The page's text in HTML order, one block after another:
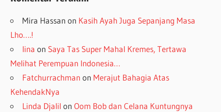
Mira Hassan on Kasih Ayah Juga Sepanjang Masa
Lho….!
lina on Saya Tas Super Mahal Kremes, Tertawa
Melihat Perempuan Indonesia…
Fatchurrachman on Merajut Bahagia Atas
KehendakNya
Linda Djalil onOom Bob dan Celana Kuntungnya